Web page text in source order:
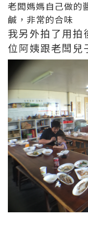
老闆媽媽自己做的
鹹，非常的合味
我另外拍了用拍
位阿姨跟老闆兒